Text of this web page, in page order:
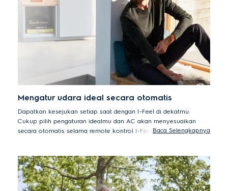
Mengatur udara ideal secara otomatis
Dapatkan kesejukan setiap saat dengan I-Feel di dekatmu.
Cukup pilih pengaturan idealmu dan AC akan menyesuaikan
secara otomatis selama remote kontrol I-Feel berada di ruangan
Baca Selengkapnya